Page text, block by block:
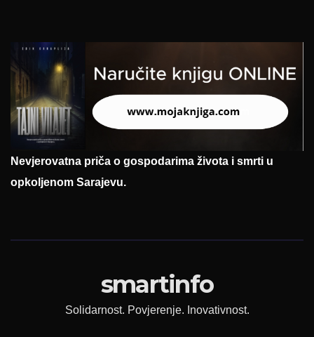
Nevjerovatna priča o gospodarima života i smrti u
opkoljenom Sarajevu.
smartinfo
Solidarnost. Povjerenje. Inovativnost.